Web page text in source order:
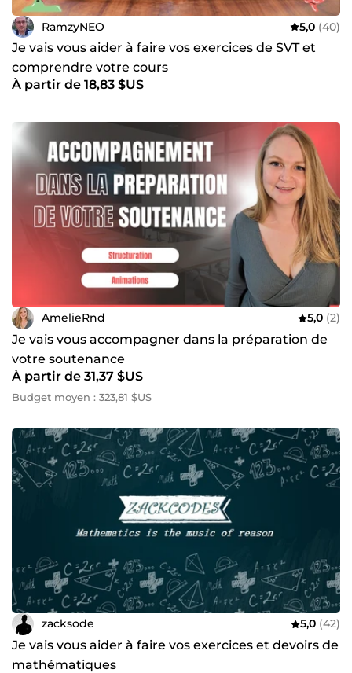
RamzyNEO 5,0 (40)
Je vais vous aider à faire vos exercices de SVT et
comprendre votre cours
À partir de 18,83 $US
AmelieRnd 5,0 (2)
Je vais vous accompagner dans la préparation de
votre soutenance
À partir de 31,37 $US
Budget moyen : 323,81 $US
zacksode 5,0 (42)
Je vais vous aider à faire vos exercices et devoirs de
mathématiques